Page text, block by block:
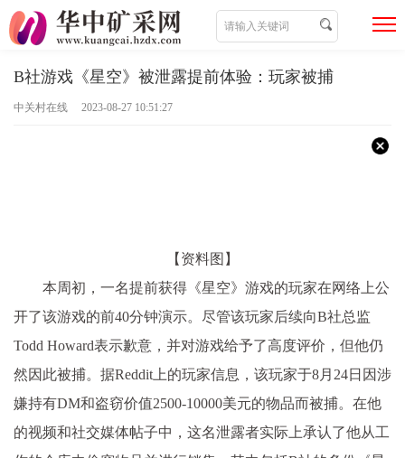
B社游戏《星空》被泄露提前体验：玩家被捕
中关村在线 2023-08-27 10:51:27
【资料图】
本周初，一名提前获得《星空》游戏的玩家在网络上公
开了该游戏的前40分钟演示。尽管该玩家后续向B社总监
Todd Howard表示歉意，并对游戏给予了高度评价，但他仍
然因此被捕。据Reddit上的玩家信息，该玩家于8月24日因涉
嫌持有DM和盗窃价值2500-10000美元的物品而被捕。在他
的视频和社交媒体帖子中，这名泄露者实际上承认了他从工